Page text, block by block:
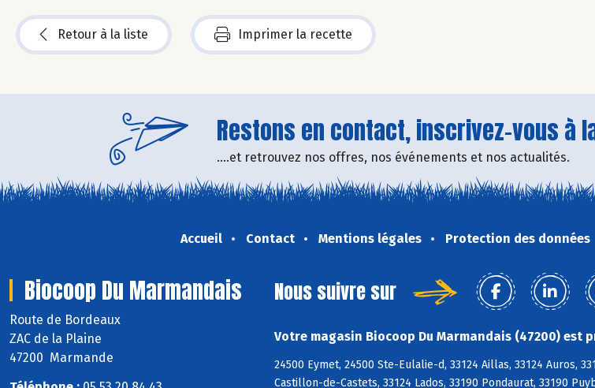
Retour à la liste Imprimer la recette
Restons en contact, inscrivez-vous à
....et retrouvez nos offres, nos événements et nos actualités.
Accueil Contact Mentions légales Protection des données
Biocoop Du Marmandais
Route de Bordeaux
ZAC de la Plaine
47200 Marmande
Nous suivre sur
Votre magasin Biocoop Du Marmandais (47200) est
24500 Eymet, 24500 Ste-Eulalie-d, 33124 Aillas, 33124 Auros,
Castillon-de-Castets, 33124 Lados, 33190 Pondaurat, 33190